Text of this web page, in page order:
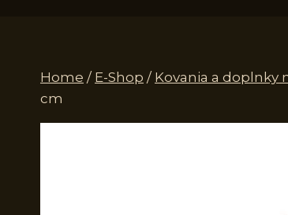
Home / E-Shop / Kovania a doplnky
cm